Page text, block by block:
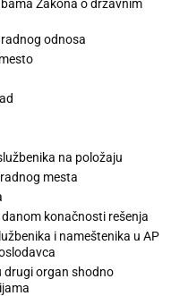
Zakona o državnim
odnosa
na položaju
mesta
konačnosti rešenja
i nameštenika u AP
drugi organ shodno